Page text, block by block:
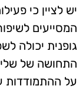
יש לציין כי
המסייעים
גופנית יכולה
התחושה של
על ההתמודדות